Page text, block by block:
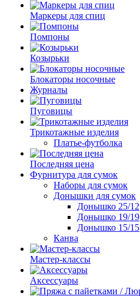
Маркеры для спиц
Помпоны
Козырьки
Блокаторы носочные
Журналы
Пуговицы
Трикотажные изделия
Платье-футболка
Последняя цена
Фурнитура для сумок
Наборы для сумок
Донышки для сумок
Донышко 25/12
Донышко 19/19
Донышко 15/15
Канва
Мастер-классы
Аксессуары